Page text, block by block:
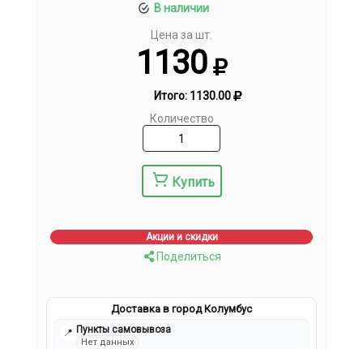
В наличии
Цена за шт.
1130
Итого: 1130.00
Количество
Купить
Акции и скидки
Поделиться
Доставка в город Колумбус
📍 Пункты самовывоза
Нет данных